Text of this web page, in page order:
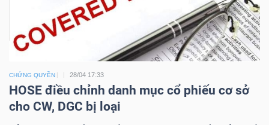
CHỨNG QUYỀN 28/04 17:33
HOSE điều chỉnh danh mục cổ phiếu cơ sở
cho CW, DGC bị loại